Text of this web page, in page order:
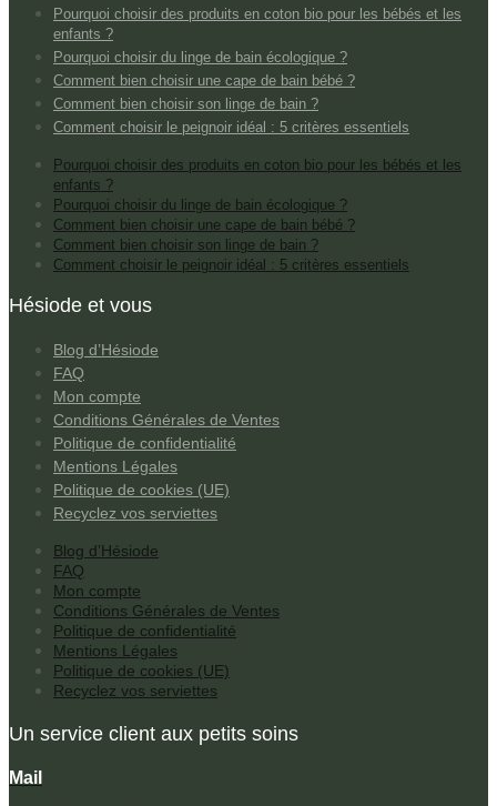
Pourquoi choisir des produits en coton bio pour les bébés et les
enfants ?
Pourquoi choisir du linge de bain écologique ?
Comment bien choisir une cape de bain bébé ?
Comment bien choisir son linge de bain ?
Comment choisir le peignoir idéal : 5 critères essentiels
Pourquoi choisir des produits en coton bio pour les bébés et les
enfants ?
Pourquoi choisir du linge de bain écologique ?
Comment bien choisir une cape de bain bébé ?
Comment bien choisir son linge de bain ?
Comment choisir le peignoir idéal : 5 critères essentiels
Hésiode et vous
Blog d’Hésiode
FAQ
Mon compte
Conditions Générales de Ventes
Politique de confidentialité
Mentions Légales
Politique de cookies (UE)
Recyclez vos serviettes
Blog d’Hésiode
FAQ
Mon compte
Conditions Générales de Ventes
Politique de confidentialité
Mentions Légales
Politique de cookies (UE)
Recyclez vos serviettes
Un service client aux petits soins
Mail